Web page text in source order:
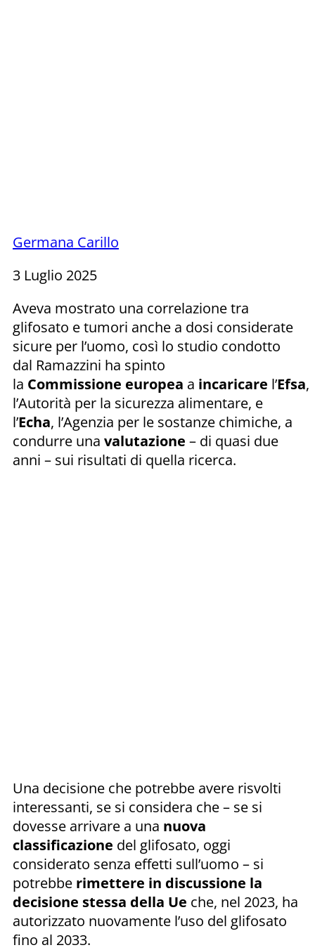
Germana Carillo
3 Luglio 2025
Aveva mostrato una correlazione tra
glifosato e tumori anche a dosi considerate
sicure per l’uomo, così lo studio condotto
dal Ramazzini ha spinto
la Commissione europea a incaricare l’Efsa,
l’Autorità per la sicurezza alimentare, e
l’Echa, l’Agenzia per le sostanze chimiche, a
condurre una valutazione – di quasi due
anni – sui risultati di quella ricerca.
Una decisione che potrebbe avere risvolti
interessanti, se si considera che – se si
dovesse arrivare a una nuova
classificazione del glifosato, oggi
considerato senza effetti sull’uomo – si
potrebbe rimettere in discussione la
decisione stessa della Ue che, nel 2023, ha
autorizzato nuovamente l’uso del glifosato
fino al 2033.